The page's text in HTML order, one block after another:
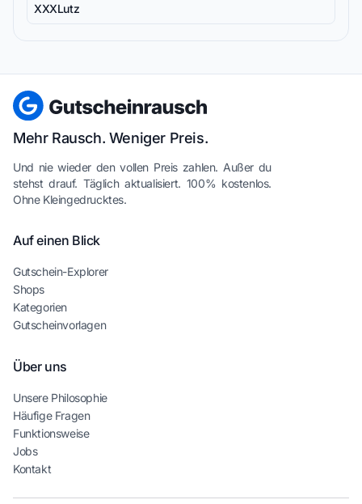
XXXLutz
Mehr Rausch. Weniger Preis.
Und nie wieder den vollen Preis zahlen. Außer du
stehst drauf. Täglich aktualisiert. 100% kostenlos.
Ohne Kleingedrucktes.
Auf einen Blick
Gutschein-Explorer
Shops
Kategorien
Gutscheinvorlagen
Über uns
Unsere Philosophie
Häufige Fragen
Funktionsweise
Jobs
Kontakt